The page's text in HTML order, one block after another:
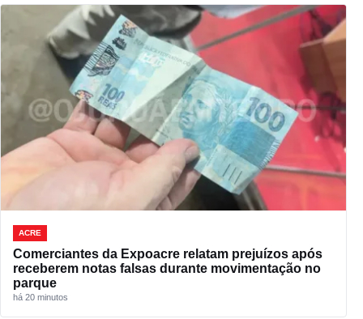
ACRE
Comerciantes da Expoacre relatam prejuízos após
receberem notas falsas durante movimentação no
parque
há 20 minutos